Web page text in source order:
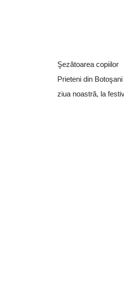
Şezătoarea copiilor
Prieteni din
ziua noastră, la